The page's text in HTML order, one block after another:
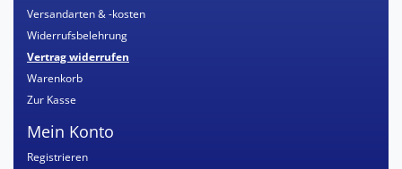
Versandarten & -kosten
Widerrufsbelehrung
Vertrag widerrufen
Warenkorb
Zur Kasse
Mein Konto
Registrieren